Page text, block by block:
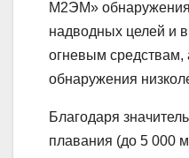
М2ЭМ»
надводных целей и
огневым
обнаружения
Благодаря
плавания (до 5 000